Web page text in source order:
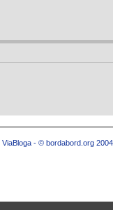
ViaBloga - © bordabord.org